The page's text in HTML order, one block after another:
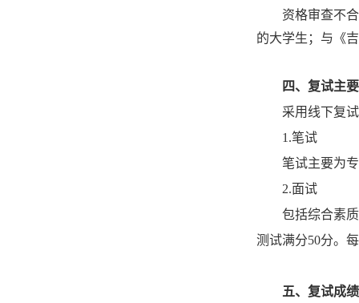
资格审查不
的大学生；与《
四、 复试主要
采用线下复试
1.笔试
笔试主要为
2.面试
包括综合素
测试满分50分。
五、复试成绩